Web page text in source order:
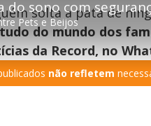
do sono com
Pets e Beijos
a
r
1
0
s
e
g
u
d
s
n
ç
a
r
1
g
n
o
solta a pata de
do mundo dos
da Record, no
não refletem